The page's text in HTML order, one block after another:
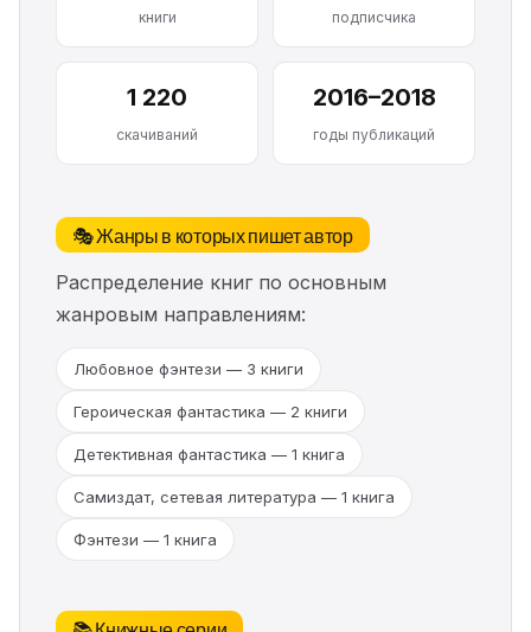
книги подписчика
1 220
скачиваний
2016–2018
годы публикаций
🎭 Жанры в которых пишет автор
Распределение книг по основным
жанровым направлениям:
Любовное фэнтези — 3 книги
Героическая фантастика — 2 книги
Детективная фантастика — 1 книга
Самиздат, сетевая литература — 1 книга
Фэнтези — 1 книга